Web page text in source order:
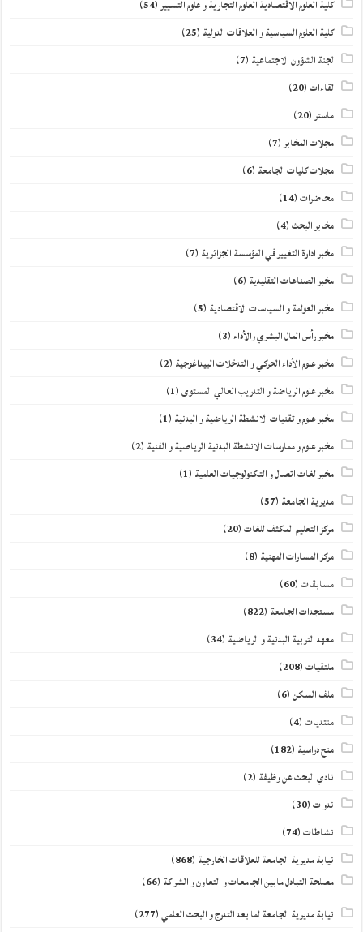
كلية العلوم الاقتصادية العلوم التجارية و علوم التسيير(54)
كلية العلوم السياسية و العلاقات الدولية (25)
لجنة الشؤون الاجتماعية (7)
لقاءات(20)
ماستر(20)
مجلات المخابر(7)
مجلات كليات الجامعة (6)
محاضرات(14)
مخابر البحث(4)
مخبر ادارة التغيير في المؤسسة الجزائرية (7)
مخبر الصناعات التقليدية (6)
مخبر العولمة و السياسات الاقتصادية (5)
مخبر رأس المال البشري والأداء(3)
مخبر علوم الأداء الحركي و التدخلات البيداغوجية (2)
مخبر علوم الرياضة و التدريب العالي المستوى(1)
مخبر علوم و تقنيات الانشطة الرياضية و البدنية (1)
مخبر علوم و ممارسات الانشطة البدنية الرياضية و الفنية (2)
مخبر لغات اتصال و التكنولوجيات العلمية (1)
مديرية الجامعة (57)
مركز التعليم المكثف للغات(20)
مركز المسارات المهنية (8)
مسابقات(60)
مستجدات الجامعة (822)
معهد التربية البدنية و الرياضية (34)
ملتقيات(208)
ملف السكن(6)
منتديات(4)
منح دراسية (182)
نادي البحث عن وظيفة (2)
ندوات(30)
نشاطات(74)
نيابة مديرية الجامعة للعلاقات الخارجية (868)
مصلحة التبادل مابين الجامعات و التعاون و الشراكة (66)
نيابة مديرية الجامعة لما بعد التدرج و البحث العلمي(277)